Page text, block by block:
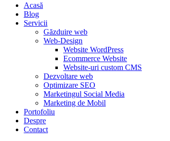
Acasă
Blog
Servicii
Găzduire web
Web-Design
Website WordPress
Ecommerce Website
Website-uri custom CMS
Dezvoltare web
Optimizare SEO
Marketingul Social Media
Marketing de Mobil
Portofoliu
Despre
Contact